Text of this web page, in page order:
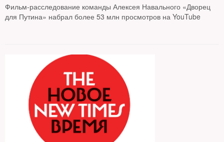
Фильм-расследование команды Алексея Навального «Дворец
для Путина» набрал более 53 млн просмотров на YouTube